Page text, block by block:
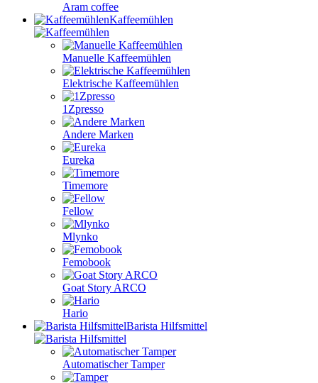
Aram coffee
Kaffeemühlen
Manuelle Kaffeemühlen
Elektrische Kaffeemühlen
1Zpresso
Andere Marken
Eureka
Timemore
Fellow
Mlynko
Femobook
Goat Story ARCO
Hario
Barista Hilfsmittel
Automatischer Tamper